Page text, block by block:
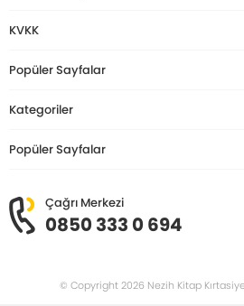
KVKK
Popüler Sayfalar
Kategoriler
Popüler Sayfalar
Çağrı Merkezi
0850 333 0 694
© Copyright 2026 Nezih Kitap Kırtasiye.